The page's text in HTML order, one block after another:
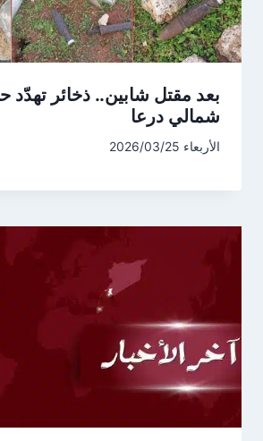
بعد مقتل شابين.. ذخائر تهدّد
شمالي درعا
الأربعاء 2026/03/25